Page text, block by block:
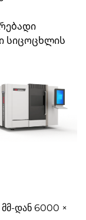
სიცოცხლის
მმ-დან 6000 ×